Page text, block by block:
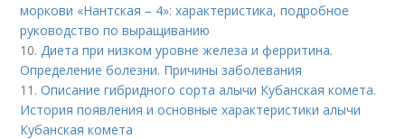
моркови «Нантская – 4»: характеристика, подробное
руководство по выращиванию
10. Диета при низком уровне железа и ферритина.
Определение болезни. Причины заболевания
11.Описание гибридного сорта алычи Кубанская комета.
История появления и основные характеристики алычи
Кубанская комета